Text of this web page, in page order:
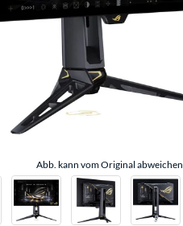
Abb. kann vom Original abweichen.